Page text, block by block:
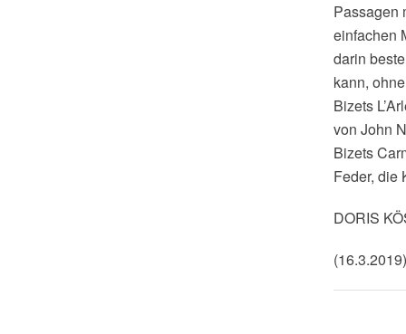
Passagen
einfachen
darin
kann,
Bizets
von John
Bizets
Feder, die
DORIS
(16.3.2019)